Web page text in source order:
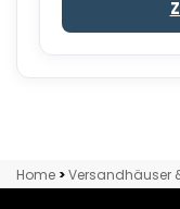
Home >Versandhäuser